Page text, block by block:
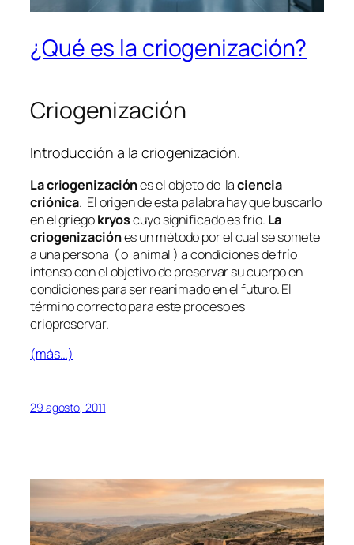
¿Qué es la criogenización?
Criogenización
Introducción a la criogenización.
La criogenizaciónes el objeto de laciencia
criónica. El origen de esta palabra hay que buscarlo
en el griegokryoscuyo significado es frío. La
criogenizaciónes un método por el cual se somete
a una persona ( o animal ) a condiciones de frío
intenso con el objetivo de preservar su cuerpo en
condiciones para ser reanimado en el futuro. El
término correcto para este proceso es
criopreservar.
(más…)
29 agosto, 2011